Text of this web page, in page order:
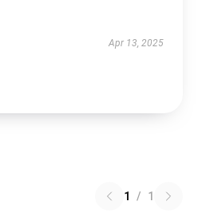
Apr 13, 2025
1 / 1